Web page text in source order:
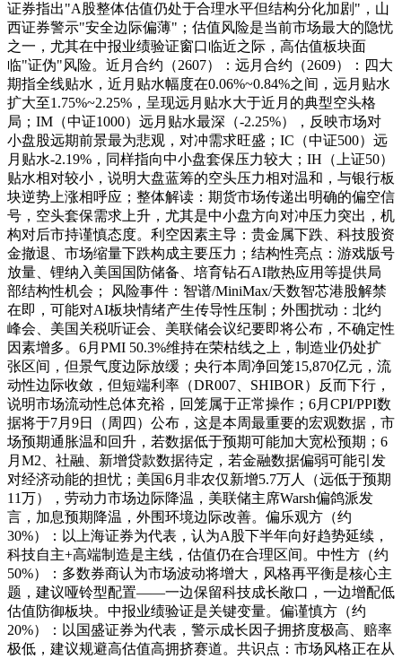
证券指出"A股整体估值仍处于合理水平但结构分化加剧"，山
西证券警示"安全边际偏薄"；估值风险是当前市场最大的隐忧
之一，尤其在中报业绩验证窗口临近之际，高估值板块面
临"证伪"风险。近月合约（2607）：远月合约（2609）：四大
期指全线贴水，近月贴水幅度在0.06%~0.84%之间，远月贴水
扩大至1.75%~2.25%，呈现远月贴水大于近月的典型空头格
局；IM（中证1000）远月贴水最深（-2.25%），反映市场对
小盘股远期前景最为悲观，对冲需求旺盛；IC（中证500）远
月贴水-2.19%，同样指向中小盘套保压力较大；IH（上证50）
贴水相对较小，说明大盘蓝筹的空头压力相对温和，与银行板
块逆势上涨相呼应；整体解读：期货市场传递出明确的偏空信
号，空头套保需求上升，尤其是中小盘方向对冲压力突出，机
构对后市持谨慎态度。利空因素主导：贵金属下跌、科技股资
金撤退、市场缩量下跌构成主要压力；结构性亮点：游戏版号
放量、锂纳入美国国防储备、培育钻石AI散热应用等提供局
部结构性机会； 风险事件：智谱/MiniMax/天数智芯港股解禁
在即，可能对AI板块情绪产生传导性压制；外围扰动：北约
峰会、美国关税听证会、美联储会议纪要即将公布，不确定性
因素增多。6月PMI 50.3%维持在荣枯线之上，制造业仍处扩
张区间，但景气度边际放缓；央行本周净回笼15,870亿元，流
动性边际收敛，但短端利率（DR007、SHIBOR）反而下行，
说明市场流动性总体充裕，回笼属于正常操作；6月CPI/PPI数
据将于7月9日（周四）公布，这是本周最重要的宏观数据，市
场预期通胀温和回升，若数据低于预期可能加大宽松预期；6
月M2、社融、新增贷款数据待定，若金融数据偏弱可能引发
对经济动能的担忧；美国6月非农仅新增5.7万人（远低于预期
11万），劳动力市场边际降温，美联储主席Warsh偏鸽派发
言，加息预期降温，外围环境边际改善。偏乐观方（约
30%）：以上海证券为代表，认为A股下半年向好趋势延续，
科技自主+高端制造是主线，估值仍在合理区间。中性方（约
50%）：多数券商认为市场波动将增大，风格再平衡是核心主
题，建议哑铃型配置——一边保留科技成长敞口，一边增配低
估值防御板块。中报业绩验证是关键变量。偏谨慎方（约
20%）：以国盛证券为代表，警示成长因子拥挤度极高、赔率
极低，建议规避高估值高拥挤赛道。共识点：市场风格正在从